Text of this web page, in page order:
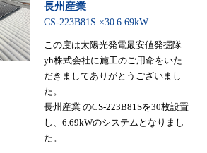
長州産業
CS-223B81S ×30 6.69kW
この度は太陽光発電最安値発掘隊
yh株式会社に施工のご用命をいた
だきましてありがとうございまし
た。
長州産業 のCS-223B81Sを30枚設置
し、6.69kWのシステムとなりまし
た。